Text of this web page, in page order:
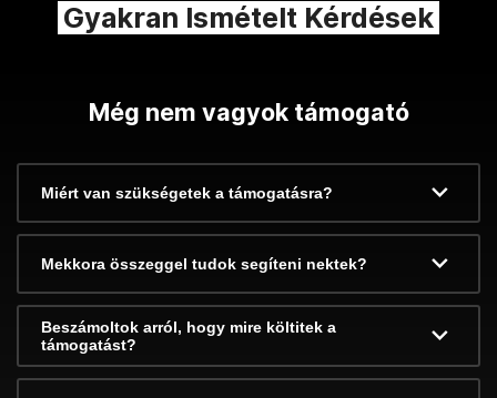
Gyakran Ismételt Kérdések
Még nem vagyok támogató
Miért van szükségetek a támogatásra?
Mekkora összeggel tudok segíteni nektek?
Beszámoltok arról, hogy mire költitek a
támogatást?